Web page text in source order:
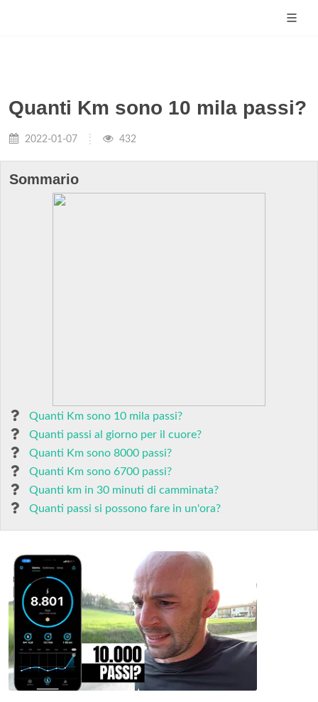
Quanti Km sono 10 mila passi?
2022-01-07 432
Sommario
Quanti Km sono 10 mila passi?
Quanti passi al giorno per il cuore?
Quanti Km sono 8000 passi?
Quanti Km sono 6700 passi?
Quanti km in 30 minuti di camminata?
Quanti passi si possono fare in un'ora?